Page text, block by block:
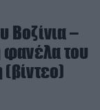
Βοζίνια –
φανέλα του
(βίντεο)